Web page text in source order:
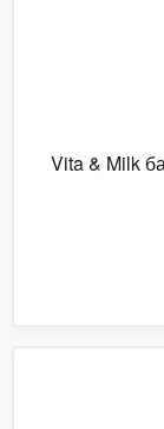
Vita & Milk